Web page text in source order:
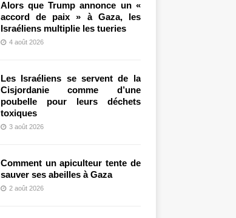
Alors que Trump annonce un «
accord de paix » à Gaza, les
Israéliens multiplie les tueries
4 août 2026
Les Israéliens se servent de la
Cisjordanie comme d’une
poubelle pour leurs déchets
toxiques
3 août 2026
Comment un apiculteur tente de
sauver ses abeilles à Gaza
2 août 2026